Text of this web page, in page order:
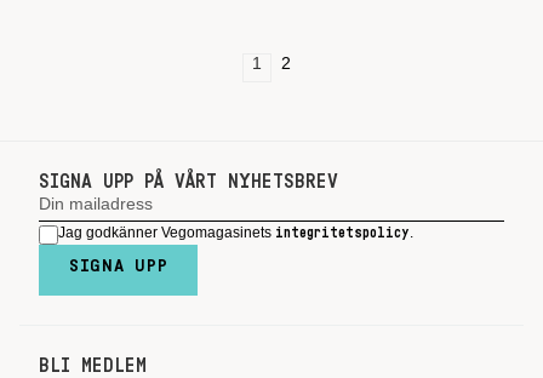
1 2
SIGNA UPP PÅ VÅRT NYHETSBREV
Jag godkänner Vegomagasinets integritetspolicy.
SIGNA UPP
BLI MEDLEM